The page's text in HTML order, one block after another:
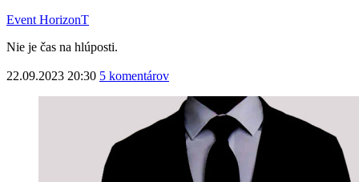
Event HorizonT
Nie je čas na hlúposti.
22.09.2023 20:30 5 komentárov